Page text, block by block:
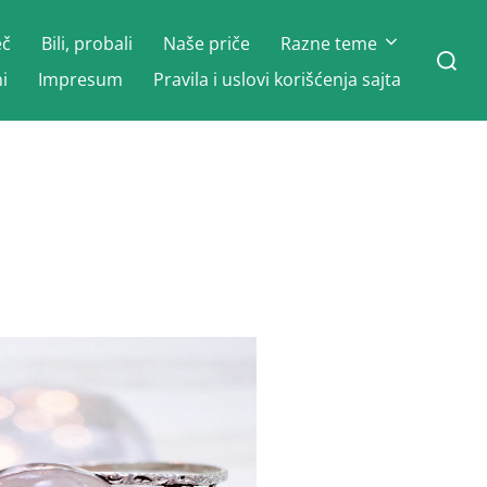
Bili, probali Naše priče
Razne teme
Impresum Pravila i uslovi korišćenja sajta
Search
for: